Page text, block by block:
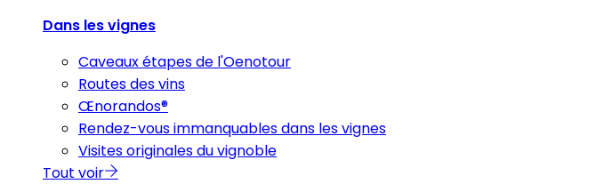
Dans les vignes
Caveaux étapes de l'Oenotour
Routes des vins
Œnorandos®
Rendez-vous immanquables dans les vignes
Visites originales du vignoble
Tout voir